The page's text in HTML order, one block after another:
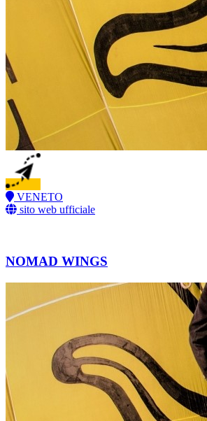
VENETO
sito web ufficiale
NOMAD WINGS